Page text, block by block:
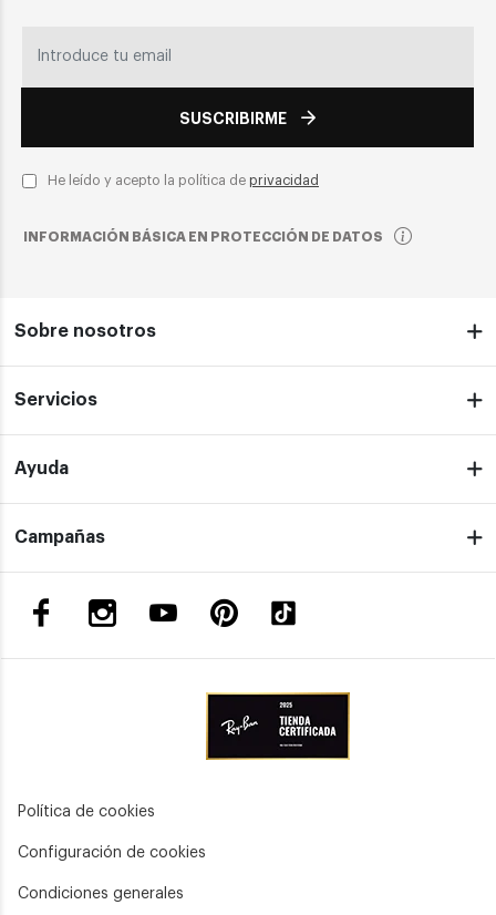
SUSCRIBIRME
He leído y acepto la política de privacidad
INFORMACIÓN BÁSICA EN PROTECCIÓN DE DATOS
Sobre nosotros
Servicios
Ayuda
Campañas
Política de cookies
Configuración de cookies
Condiciones generales